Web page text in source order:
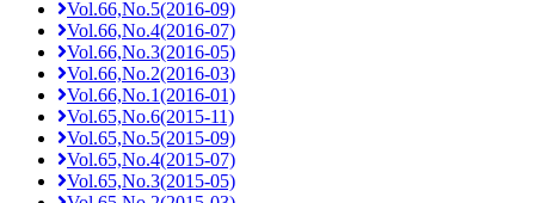
Vol.66,No.5(2016-09)
Vol.66,No.4(2016-07)
Vol.66,No.3(2016-05)
Vol.66,No.2(2016-03)
Vol.66,No.1(2016-01)
Vol.65,No.6(2015-11)
Vol.65,No.5(2015-09)
Vol.65,No.4(2015-07)
Vol.65,No.3(2015-05)